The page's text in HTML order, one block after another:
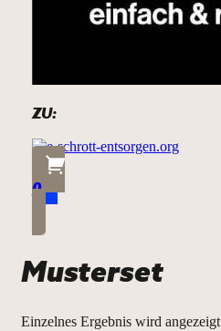
ZU:
0
Musterset
Einzelnes Ergebnis wird angezeigt